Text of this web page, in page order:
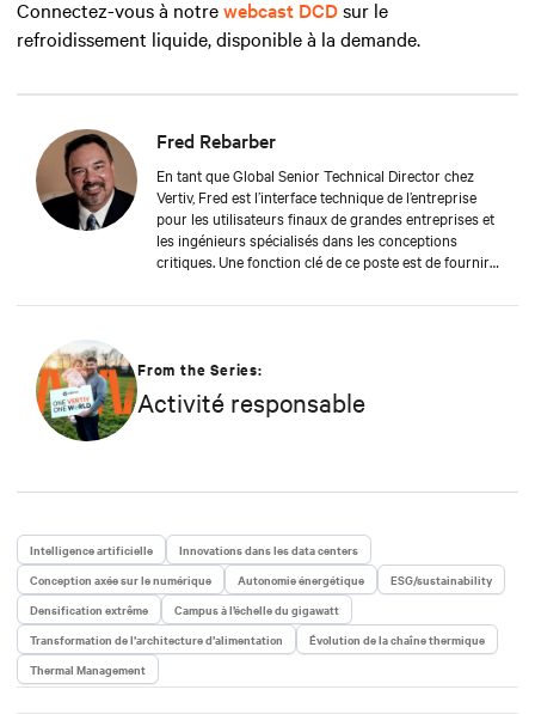
Connectez-vous à notrewebcast DCDsur le
refroidissement liquide, disponible à la demande.
Fred Rebarber
En tant que Global Senior Technical Director chez
Vertiv, Fred est l’interface technique de l’entreprise
pour les utilisateurs finaux de grandes entreprises et
les ingénieurs spécialisés dans les conceptions
critiques. Une fonction clé de ce poste est de fournir
en fonction des besoins des clients et des demandes
d’équipements d’origine (OEM), Fred a travaillé avec
les OEM et les utilisateurs finaux en vue de soutenir
l’adoption des produits Vertiv™ Liebert® existants et
et fabrique des solutions de refroidissement liquide
titulaire d’une licence en génie mécanique de
l’Université de Californie à Berkeley.
From the Series:
Activité responsable
Intelligence artificielle
Innovations dans les data centers
Conception axée sur le numérique
Autonomie énergétique
ESG/sustainability
Densification extrême
Campus à l’échelle du gigawatt
Transformation de l’architecture d’alimentation
Évolution de la chaîne thermique
Thermal Management